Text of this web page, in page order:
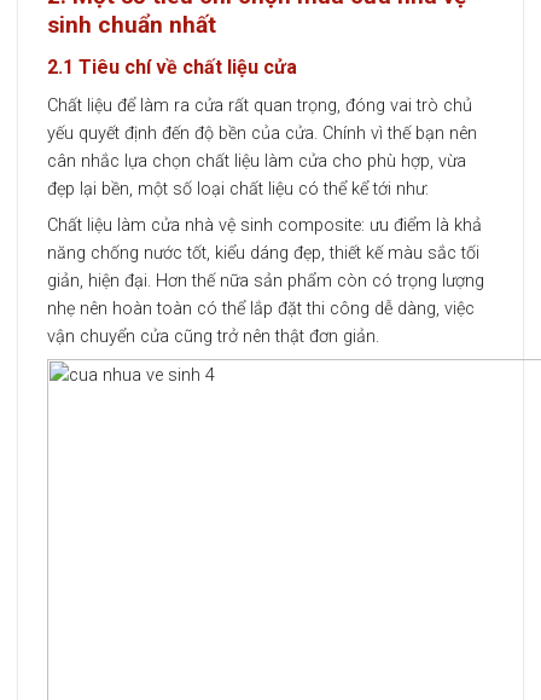
sinh chuẩn nhất
2.1 Tiêu chí về chất liệu cửa
Chất liệu để làm ra cửa rất quan trọng, đóng vai trò chủ
yếu quyết định đến độ bền của cửa. Chính vì thế bạn nên
cân nhắc lựa chọn chất liệu làm cửa cho phù hợp, vừa
đẹp lại bền, một số loại chất liệu có thể kể tới như:
Chất liệu làm cửa nhà vệ sinh composite: ưu điểm là khả
năng chống nước tốt, kiểu dáng đẹp, thiết kế màu sắc tối
giản, hiện đại. Hơn thế nữa sản phẩm còn có trọng lượng
nhẹ nên hoàn toàn có thể lắp đặt thi công dễ dàng, việc
vận chuyển cửa cũng trở nên thật đơn giản.